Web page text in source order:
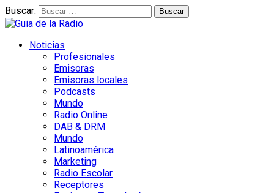
Buscar:
Noticias
Profesionales
Emisoras
Emisoras locales
Podcasts
Mundo
Radio Online
DAB & DRM
Mundo
Latinoamérica
Marketing
Radio Escolar
Receptores